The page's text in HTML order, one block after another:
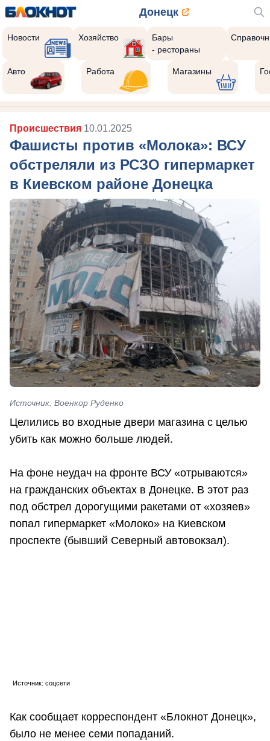
Донецк
Новости Хозяйство
Бары
- рестораны
Авто Работа Магазины
Происшествия 10.01.2025
Фашисты против «Молока»: ВСУ
обстреляли из РСЗО гипермаркет
в Киевском районе Донецка
Источник: Военкор Руденко
Целились во входные двери магазина с целью
убить как можно больше людей.
На фоне неудач на фронте ВСУ «отрываются»
на гражданских объектах в Донецке. В этот раз
под обстрел дорогущими ракетами от «хозяев»
попал гипермаркет «Молоко» на Киевском
проспекте (бывший Северный автовокзал).
Источник: соцсети
Как сообщает корреспондент «Блокнот Донецк»,
было не менее семи попаданий.